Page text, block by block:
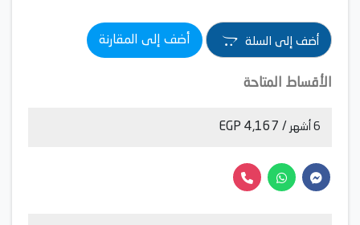
أضف إلى السلة أضف إلى المقارنة
الأقساط المتاحة
6 أشهر / 4,167 EGP